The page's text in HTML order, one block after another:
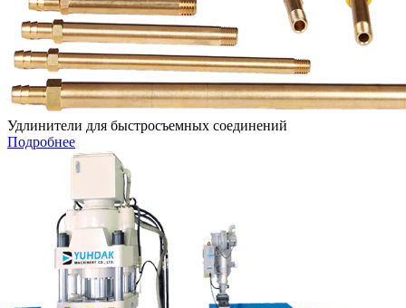
Удлинители для быстросъемных соединений
Подробнее